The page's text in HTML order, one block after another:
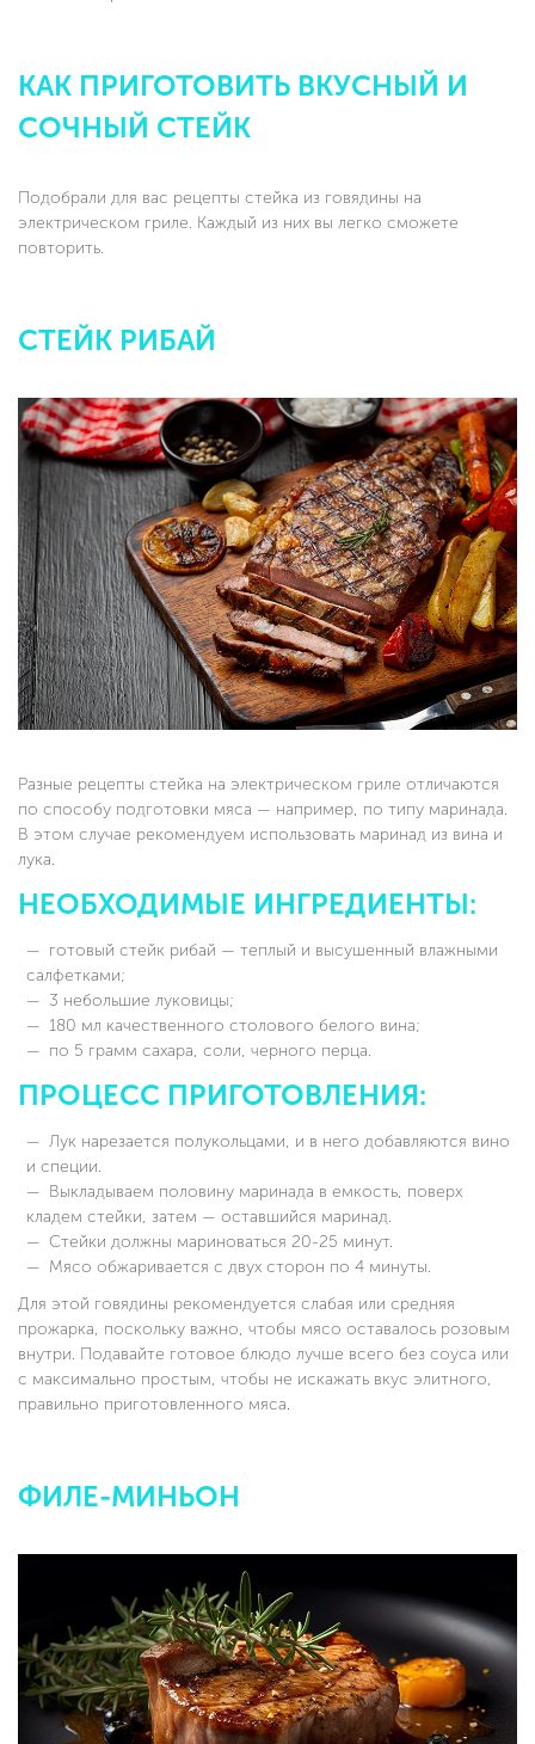
КАК ПРИГОТОВИТЬ ВКУСНЫЙ И
СОЧНЫЙ СТЕЙК
Подобрали для вас рецепты стейка из говядины на
электрическом гриле. Каждый из них вы легко сможете
повторить.
СТЕЙК РИБАЙ
Разные рецепты стейка на электрическом гриле отличаются
по способу подготовки мяса — например, по типу маринада.
В этом случае рекомендуем использовать маринад из вина и
лука.
НЕОБХОДИМЫЕ ИНГРЕДИЕНТЫ:
готовый стейк рибай — теплый и высушенный влажными
салфетками;
3 небольшие луковицы;
180 мл качественного столового белого вина;
по 5 грамм сахара, соли, черного перца.
ПРОЦЕСС ПРИГОТОВЛЕНИЯ:
Лук нарезается полукольцами, и в него добавляются вино
и специи.
Выкладываем половину маринада в емкость, поверх
кладем стейки, затем — оставшийся маринад.
Стейки должны мариноваться 20-25 минут.
Мясо обжаривается с двух сторон по 4 минуты.
Для этой говядины рекомендуется слабая или средняя
прожарка, поскольку важно, чтобы мясо оставалось розовым
внутри. Подавайте готовое блюдо лучше всего без соуса или
с максимально простым, чтобы не искажать вкус элитного,
правильно приготовленного мяса.
ФИЛЕ-МИНЬОН